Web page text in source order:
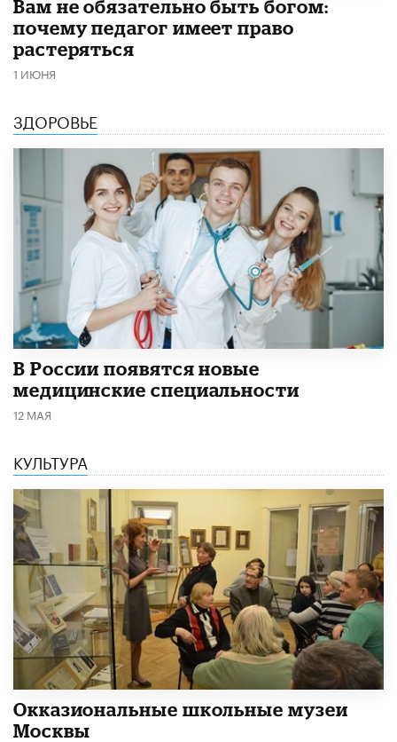
​Вам не обязательно быть богом:
почему педагог имеет право
растеряться
1 ИЮНЯ
ЗДОРОВЬЕ
В России появятся новые
медицинские специальности
12 МАЯ
КУЛЬТУРА
​Окказиональные школьные музеи
Москвы